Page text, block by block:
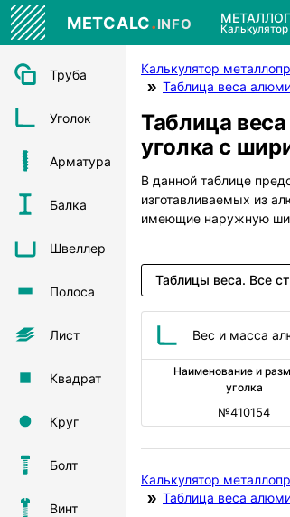
METCALC.INFO Калькулятор
Труба
Уголок
Арматура
Балка
Швеллер
Полоса
Лист
Квадрат
Круг
Болт
Винт
Калькулятор
Таблица веса
Таблица
уголка с
В данной таблице
изготавливаемых из
имеющие наружную
Таблицы веса. Все
Вес и масса
Наименование и
уголка
№410154
Калькулятор
Таблица веса